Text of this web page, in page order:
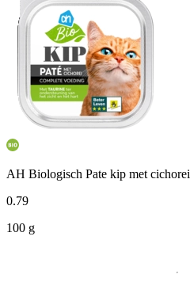
AH Biologisch Pate kip met cichorei
0.79
100 g